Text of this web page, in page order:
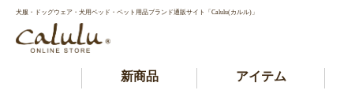
犬服・ドッグウェア・犬用ベッド・ペット用品ブランド通販サイト「Calulu(カルル)」
新商品 アイテム